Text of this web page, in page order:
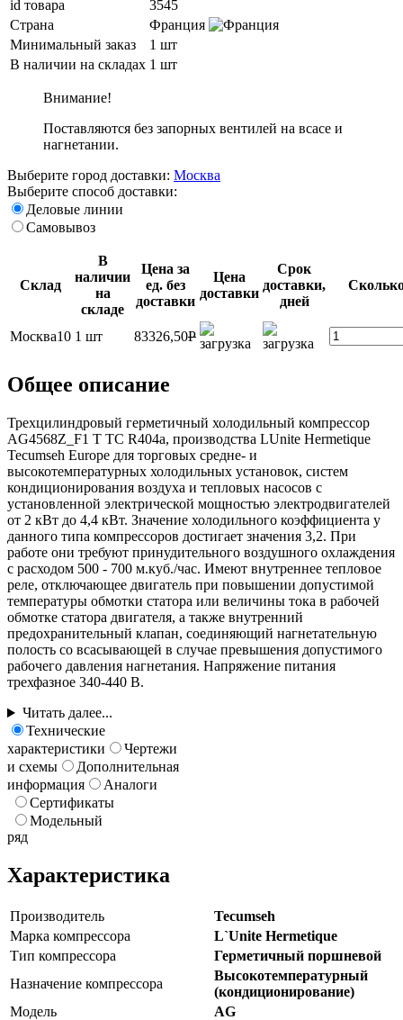
id товара
3545
Страна
Франция
Минимальный заказ
1 шт
В наличии на складах 1 шт
Внимание!
Поставляются без запорных вентилей на всасе и
нагнетании.
Выберите город доставки: Москва
Выберите способ доставки:
Деловые линии
Самовывоз
Склад
В
наличии
на
складе
Цена за
ед. без
доставки
Цена
доставки
Срок
доставки,
дней
Москва10 1 шт 83326,50P
Общее описание
Трехцилиндровый герметичный холодильный компрессор
AG4568Z_F1 T TC R404a, производства LUnite Hermetique
Tecumseh Europe для торговых средне- и
высокотемпературных холодильных установок, систем
кондиционирования воздуха и тепловых насосов с
установленной электрической мощностью электродвигателей
от 2 кВт до 4,4 кВт. Значение холодильного коэффициента у
данного типа компрессоров достигает значения 3,2. При
работе они требуют принудительного воздушного охлаждения
с расходом 500 - 700 м.куб./час. Имеют внутреннее тепловое
реле, отключающее двигатель при повышении допустимой
температуры обмотки статора или величины тока в рабочей
обмотке статора двигателя, а также внутренний
предохранительный клапан, соединяющий нагнетательную
полость со всасывающей в случае превышения допустимого
рабочего давления нагнетания. Напряжение питания
трехфазное 340-440 В.
Читать далее...
Технические
характеристики
Чертежи
и схемы
Дополнительная
информация
Аналоги
Сертификаты
Модельный
ряд
Характеристика
Производитель
Tecumseh
Марка компрессора
L`Unite Hermetique
Тип компрессора
Герметичный поршневой
Назначение компрессора
Высокотемпературный
(кондиционирование)
Модель
AG